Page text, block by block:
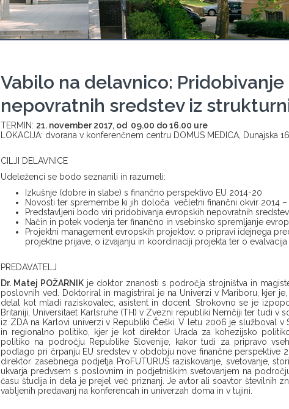
Vabilo na delavnico:
nepovratnih sredstev iz
TERMIN: 21. november 2017, od 09.00 do 16.00 ure
LOKACIJA: dvorana v konferenčnem centru DOMUS MEDICA, Dunajska
CILJI DELAVNICE
Udeleženci se bodo seznanili in razumeli:
Izkušnje (dobre in slabe) s finančno perspektivo EU 2014-20
Novosti ter spremembe ki jih določa večletni finančni okvir 2014
Predstavljeni bodo viri pridobivanja evropskih nepovratnih
Način in potek vodenja ter finančno in vsebinsko spremljanje
Projektni management evropskih projektov: o pripravi idejnega
projektne prijave, o izvajanju in koordinaciji projekta ter o
PREDAVATELJ
Dr. Matej POŽARNIK je doktor znanosti s področja strojništva in
poslovnih ved. Doktoriral in magistriral je na Univerzi v Mariboru, kjer
delal kot mladi raziskovalec, asistent in docent. Strokovno se je
Britaniji, Universitaet Karlsruhe (TH) v Zvezni republiki Nemčiji ter tudi v
iz ZDA na Karlovi univerzi v Republiki Češki. V letu 2006 je služboval
in regionalno politiko, kjer je kot direktor Urada za kohezijsko
politiko na področju Republike Slovenije, kakor tudi za pripravo
podlago pri črpanju EU sredstev v obdobju nove finančne perspektive
direktor zasebnega podjetja ProFUTURUS raziskovanje, svetovanje,
ukvarja predvsem s poslovnim in podjetniškim svetovanjem na
času študija in dela je prejel več priznanj. Je avtor ali soavtor številnih
vabljenih predavanj na konferencah in univerzah doma in v tujini.